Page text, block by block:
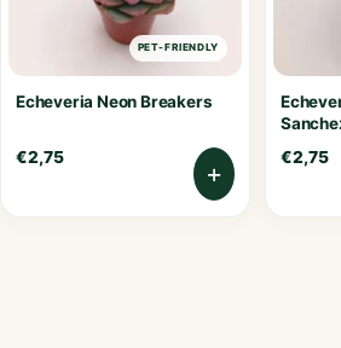
PET-FRIENDLY
Echeveria Neon Breakers
€2,75
+
€2,75